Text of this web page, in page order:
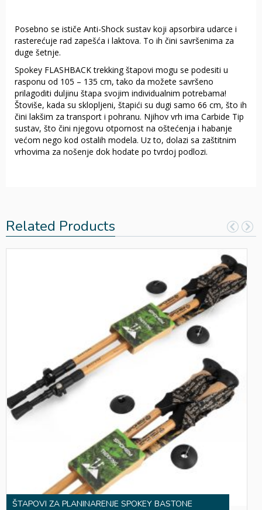
Posebno se ističe Anti-Shock sustav koji apsorbira udarce i
rasterećuje rad zapešća i laktova. To ih čini savršenima za
duge šetnje.
Spokey FLASHBACK trekking štapovi mogu se podesiti u
rasponu od 105 – 135 cm, tako da možete savršeno
prilagoditi duljinu štapa svojim individualnim potrebama!
Štoviše, kada su sklopljeni, štapići su dugi samo 66 cm, što ih
čini lakšim za transport i pohranu. Njihov vrh ima Carbide Tip
sustav, što čini njegovu otpornost na oštećenja i habanje
većom nego kod ostalih modela. Uz to, dolazi sa zaštitnim
vrhovima za nošenje dok hodate po tvrdoj podlozi.
Related Products
ŠTAPOVI ZA PLANINARENJE SPOKEY BASTONE